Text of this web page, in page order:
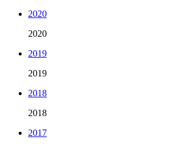
2020
2020
2019
2019
2018
2018
2017